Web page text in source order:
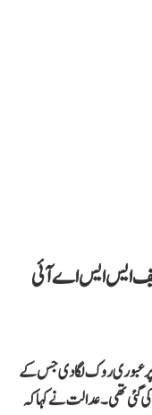
ایس ایس اے آئی
عبوری روک لگا دی جس کے
گئی تھی۔ عدالت نے کہا کہ